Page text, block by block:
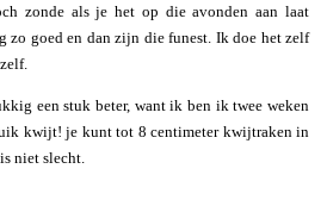
zonde als je het op die avonden aan laat
zo goed en dan zijn die funest. Ik doe het zelf
een stuk beter, want ik ben ik twee weken
kwijt! je kunt tot 8 centimeter kwijtraken in
niet slecht.